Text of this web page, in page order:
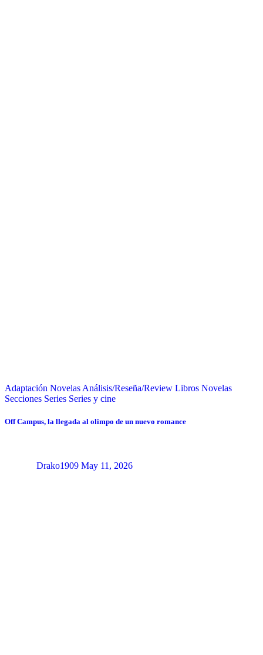
Adaptación Novelas Análisis/Reseña/Review Libros Novelas
Secciones Series Series y cine
Off Campus, la llegada al olimpo de un nuevo romance
Drako1909 May 11, 2026